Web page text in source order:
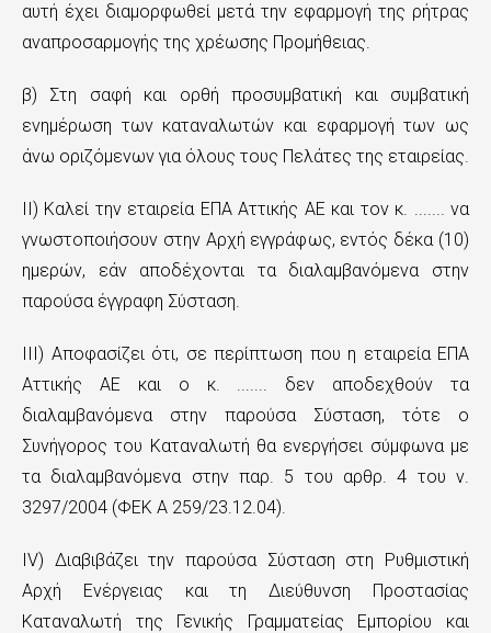
αυτή έχει διαμορφωθεί μετά την εφαρμογή της ρήτρας
αναπροσαρμογής της χρέωσης Προμήθειας.
β) Στη σαφή και ορθή προσυμβατική και συμβατική
ενημέρωση των καταναλωτών και εφαρμογή των ως
άνω οριζόμενων για όλους τους Πελάτες της εταιρείας.
ΙΙ) Καλεί την εταιρεία ΕΠΑ Αττικής ΑΕ και τον κ. ....... να
γνωστοποιήσουν στην Αρχή εγγράφως, εντός δέκα (10)
ημερών, εάν αποδέχονται τα διαλαμβανόμενα στην
παρούσα έγγραφη Σύσταση.
ΙΙΙ) Αποφασίζει ότι, σε περίπτωση που η εταιρεία ΕΠΑ
Αττικής ΑΕ και ο κ. ....... δεν αποδεχθούν τα
διαλαμβανόμενα στην παρούσα Σύσταση, τότε ο
Συνήγορος του Καταναλωτή θα ενεργήσει σύμφωνα με
τα διαλαμβανόμενα στην παρ. 5 του αρθρ. 4 του ν.
3297/2004 (ΦΕΚ Α 259/23.12.04).
ΙV) Διαβιβάζει την παρούσα Σύσταση στη Ρυθμιστική
Αρχή Ενέργειας και τη Διεύθυνση Προστασίας
Καταναλωτή της Γενικής Γραμματείας Εμπορίου και